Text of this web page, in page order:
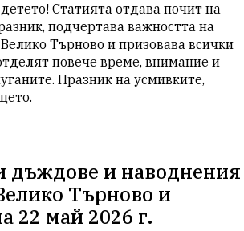
Статията отдава почит на
подчертава важността на
Търново и призовава всички
повече време, внимание и
Празник на усмивките,
дъждове и наводнения
Търново и
22 май 2026 г.